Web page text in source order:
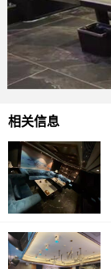
相关信息